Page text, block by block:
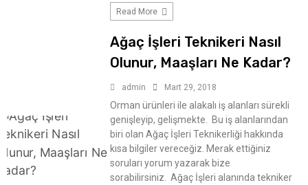
Read More
Ağaç İşleri Teknikeri Nasıl
Olunur, Maaşları Ne Kadar?
admin Mart 29, 2018
Orman ürünleri ile alakalı iş alanları sürekli
genişleyip, gelişmekte. Bu iş alanlarından
biri olan Ağaç İşleri Teknikerliği hakkında
kısa bilgiler vereceğiz. Merak ettiğiniz
soruları yorum yazarak bize
sorabilirsiniz. Ağaç İşleri alanında tekniker